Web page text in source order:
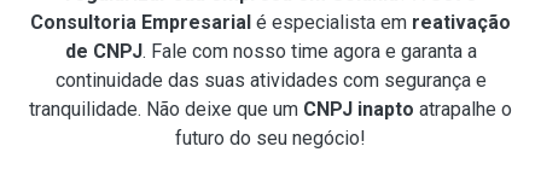
Consultoria Empresarial é especialista em reativação
de CNPJ. Fale com nosso time agora e garanta a
continuidade das suas atividades com segurança e
tranquilidade. Não deixe que um CNPJ inapto atrapalhe o
futuro do seu negócio!